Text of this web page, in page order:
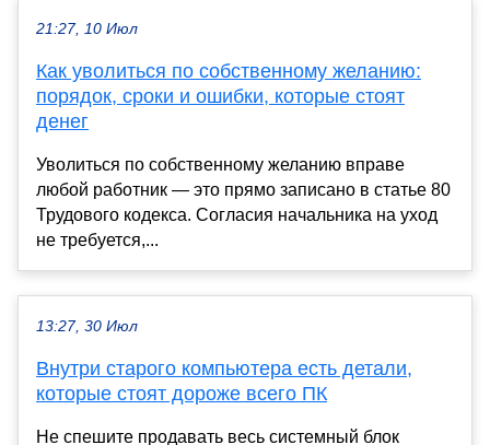
21:27, 10 Июл
Как уволиться по собственному желанию:
порядок, сроки и ошибки, которые стоят
денег
Уволиться по собственному желанию вправе
любой работник — это прямо записано в статье 80
Трудового кодекса. Согласия начальника на уход
не требуется,...
13:27, 30 Июл
Внутри старого компьютера есть детали,
которые стоят дороже всего ПК
Не спешите продавать весь системный блок